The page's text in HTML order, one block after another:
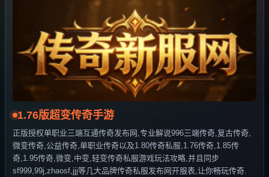
1.76版超变传奇手游
正版授权单职业三端互通传奇发布网,专业解说996三端传奇,复古传奇,
微变传奇,公益传奇,单职业传奇以及1.80传奇私服,1.76传奇,1.85传
奇,1.95传奇,微变,中变,轻变传奇私服游戏玩法攻略,并且同步
sf999,99j,zhaosf,jjj等几大品牌传奇私服发布网开服表,让你畅玩传奇.